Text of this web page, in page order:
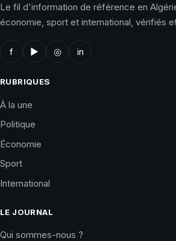
Le fil d'information de référence en
économie, sport et international, vérifiés
f ▶ ◎ in
RUBRIQUES
À la une
Politique
Économie
Sport
International
LE JOURNAL
Qui sommes-nous ?